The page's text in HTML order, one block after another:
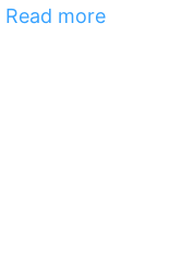
Read more